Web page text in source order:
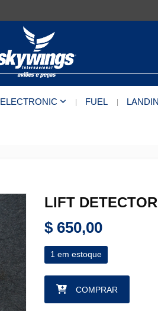
ELECTRONIC FUEL
LIFT
$ 650,00
1 em estoque
LIFT DETECTOR PN C-
COMPRAR